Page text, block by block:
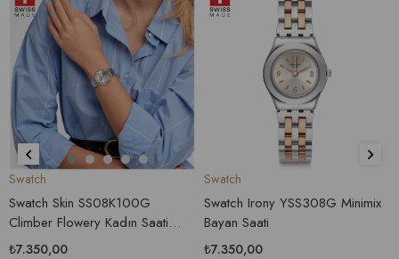
Swatch
Swatch Skin SS08K100G
Climber Flowery Kadın Saati
(SFK300G)
₺7.350,00
Swatch
Swatch Irony YSS308G Minimix
Bayan Saati
₺7.350,00